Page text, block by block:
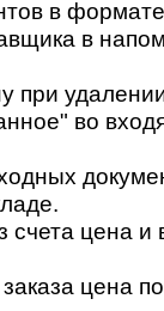
в
в
при
во
цена и
цена